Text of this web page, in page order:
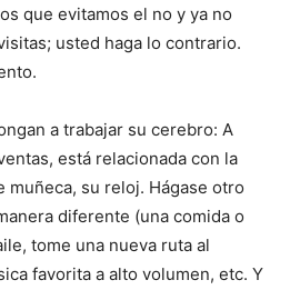
que evitamos el no y ya no
usted haga lo contrario.
a trabajar su cerebro: A
está relacionada con la
muñeca, su reloj. Hágase otro
diferente (una comida o
tome una nueva ruta al
favorita a alto volumen, etc. Y